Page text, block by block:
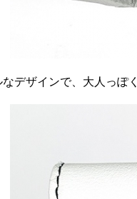
デザインで、大人っぽ